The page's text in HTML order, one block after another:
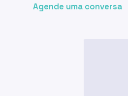
Agende uma conversa